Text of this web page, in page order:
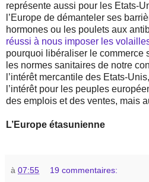
représente aussi pour les Etats-
l’Europe de démanteler ses
hormones ou les poulets aux
réussi à nous imposer les
pourquoi libéraliser le commerce
les normes sanitaires de notre
l’intérêt mercantile des Etats-
l’intérêt pour les peuples
des emplois et des ventes, mais
L’Europe étasunienne
à 07:55 19 commentaires: